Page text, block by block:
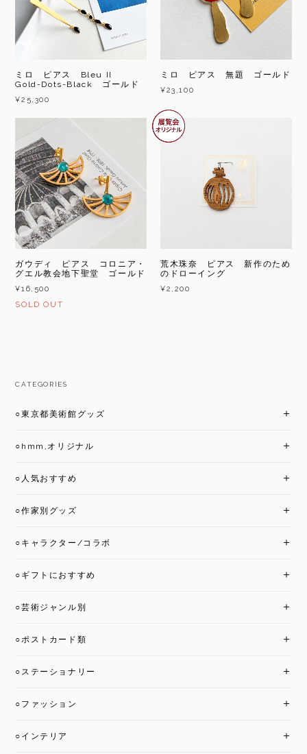
ミロ ピアス Bleu II
Gold-Dots-Black ゴールド
¥25,300
ミロ ピアス 無題 ゴールド
¥23,100
ガウディ ピアス コロニア・
グエル教会地下聖堂 ゴールド
¥16,500
SOLD OUT
荒木珠奈 ピアス 新作のため
のドローイング
¥2,200
CATEGORIES
○東京都美術館グッズ
○hmm,オリジナル
○人気おすすめ
○作家別グッズ
○キャラクター/コラボ
○ギフトにおすすめ
○芸術ジャンル別
○ポストカード類
○ステーショナリー
○ファッション
○インテリア